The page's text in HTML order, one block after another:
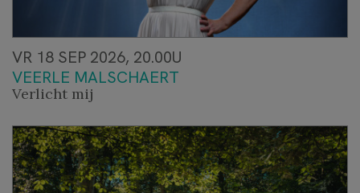
VR 18 SEP 2026, 20.00U
VEERLE MALSCHAERT
Verlicht mij